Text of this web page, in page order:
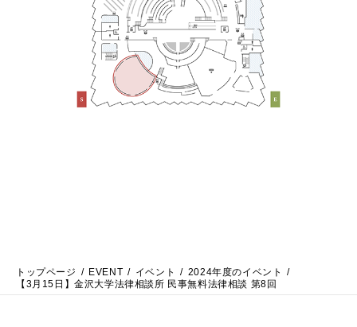
トップページ EVENT イベント
2024年度のイベント
【3月15日】金沢大学法律相談所 民事無料法律相談 第8回